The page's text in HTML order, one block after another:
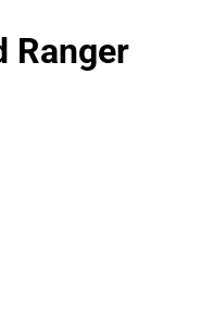
Ranger